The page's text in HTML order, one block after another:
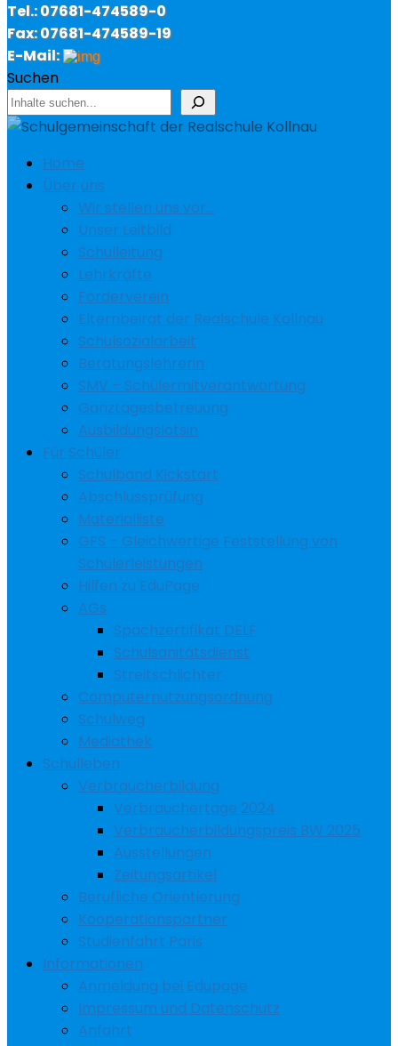
Tel.: 07681-474589-0
Fax: 07681-474589-19
E-Mail:
Suchen
Home
Über uns
Wir stellen uns vor…
Unser Leitbild
Schulleitung
Lehrkräfte
Förderverein
Elternbeirat der Realschule Kollnau
Schulsozialarbeit
Beratungslehrerin
SMV – Schülermitverantwortung
Ganztagesbetreuung
Ausbildungslotsin
Für Schüler
Schulband Kickstart
Abschlussprüfung
Materialliste
GFS – Gleichwertige Feststellung von
Schülerleistungen
Hilfen zu EduPage
AGs
Spachzertifikat DELF
Schulsanitätsdienst
Streitschlichter
Computernutzungsordnung
Schulweg
Mediathek
Schulleben
Verbraucherbildung
Verbrauchertage 2024
Verbraucherbildungspreis BW 2025
Ausstellungen
Zeitungsartikel
Berufliche Orientierung
Kooperationspartner
Studienfahrt Paris
Informationen
Anmeldung bei Edupage
Impressum und Datenschutz
Anfahrt